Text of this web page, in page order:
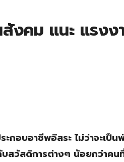
สังคม แนะ แรง
ะกอบอาชีพอิสระ ไม่ว่าจะเป็
บสวัสดิการต่างๆ น้อยกว่าคน